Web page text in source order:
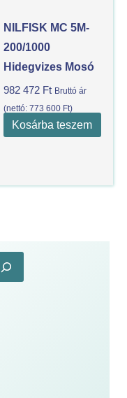
NILFISK MC 5M-
200/1000
Hidegvizes Mosó
982 472 Ft Bruttó ár
(nettó: 773 600 Ft)
Kosárba teszem